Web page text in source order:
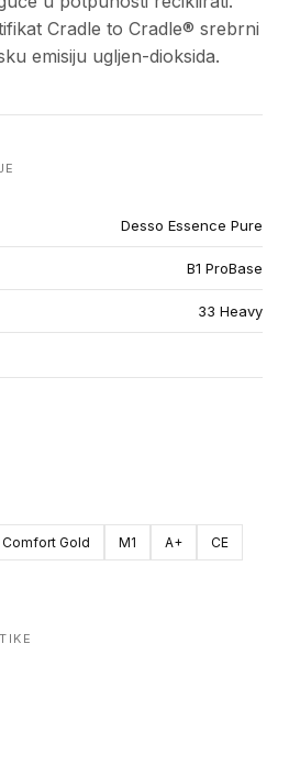
Cradle to Cradle® srebrni
emisiju ugljen-dioksida.
Desso Essence Pure
B1 ProBase
33 Heavy
Gold M1 A+ CE